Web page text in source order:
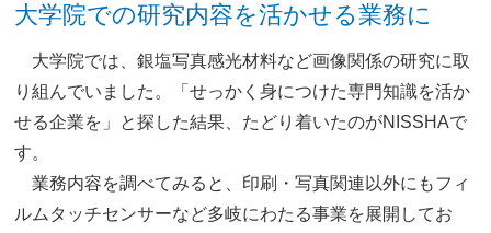
大学院での研究内容を活かせる業務に
大学院では、銀塩写真感光材料など画像関係の研究に取
り組んでいました。「せっかく身につけた専門知識を活か
せる企業を」と探した結果、たどり着いたのがNISSHAで
す。
業務内容を調べてみると、印刷・写真関連以外にもフィ
ルムタッチセンサーなど多岐にわたる事業を展開してお